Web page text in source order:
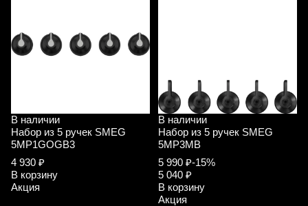
В наличии
Набор из 5 ручек SMEG
5MP1GOGB3
4 930 ₽
В корзину
Акция
В наличии
Набор из 5 ручек SMEG
5MP3MB
5 990 ₽-15%
5 040 ₽
В корзину
Акция